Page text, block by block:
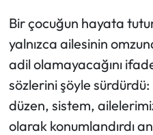
Bir çocuğun hayata
yalnızca ailesinin
adil olamayacağını
sözlerini şöyle
düzen, sistem,
olarak konumlandırdı